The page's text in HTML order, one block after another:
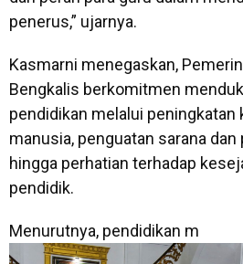
penerus,” ujarnya.
Kasmarni menegaskan,
Bengkalis berkomitmen
pendidikan melalui peningkatan
manusia, penguatan sarana
hingga perhatian terhadap
pendidik.
Menurutnya, pendidikan m